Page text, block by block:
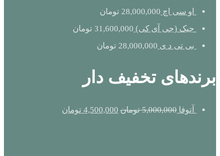
او سی اچ 28,000,000 تومان
جیک (جی آی کی) 31,600,000 تومان
بی تی د ی 28,000,000 تومان
برندهای تخفیف دار
آتوفا 5,000,000 تومان 4,500,000 تومان